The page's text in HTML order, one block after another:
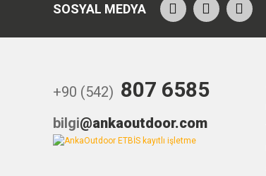
SOSYAL MEDYA
+90 (542) 807 6585
bilgi@ankaoutdoor.com